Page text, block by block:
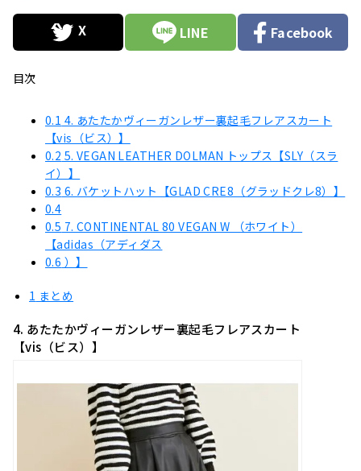
LINE Facebook
目次
0.1 4. あたたかヴィーガンレザー裏起毛フレアスカート
【vis（ビス）】
0.2 5. VEGAN LEATHER DOLMAN トップス【SLY（スラ
イ）】
0.3 6. バケットハット【GLAD CRE8（グラッドクレ8）】
0.4
0.5 7. CONTINENTAL 80 VEGAN W （ホワイト）
【adidas（アディダス
0.6 ）】
1 まとめ
4. あたたかヴィーガンレザー裏起毛フレアスカート
【vis（ビス）】